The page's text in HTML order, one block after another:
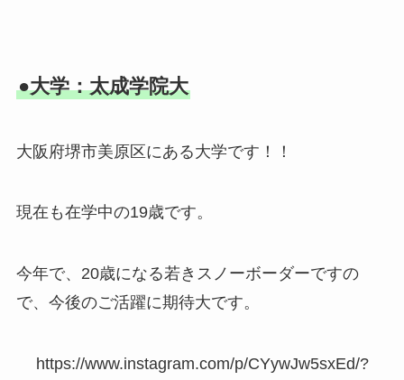
●大学：太成学院大
大阪府堺市美原区にある大学です！！
現在も在学中の19歳です。
今年で、20歳になる若きスノーボーダーですの
で、今後のご活躍に期待大です。
https://www.instagram.com/p/CYywJw5sxEd/?